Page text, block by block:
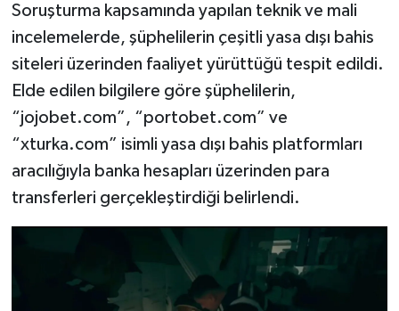
Soruşturma kapsamında yapılan teknik ve mali
incelemelerde, şüphelilerin çeşitli yasa dışı bahis
siteleri üzerinden faaliyet yürüttüğü tespit edildi.
Elde edilen bilgilere göre şüphelilerin,
“jojobet.com”, “portobet.com” ve
“xturka.com” isimli yasa dışı bahis platformları
aracılığıyla banka hesapları üzerinden para
transferleri gerçekleştirdiği belirlendi.
Teknoloji Haberleri
Dünya Haberleri
Yerel Haberler